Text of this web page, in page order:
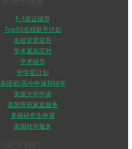
F-1签证辅导
Top50名校跃升计划
名校背景提升
学术紧急应对
学术辅导
护学星计划
美国初/高中申请和转学
美国大学申请
美国寄宿家庭服务
美国研究生申请
美国转学服务